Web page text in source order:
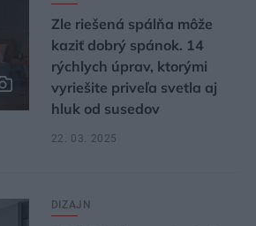
Zle riešená spálňa môže
kaziť dobrý spánok. 14
rýchlych úprav, ktorými
vyriešite priveľa svetla aj
hluk od susedov
22. 03. 2025
DIZAJN